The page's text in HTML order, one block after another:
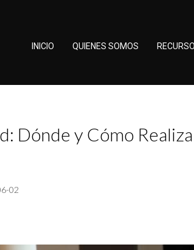
INICIO QUIENES SOMOS
Dónde y Cómo
02